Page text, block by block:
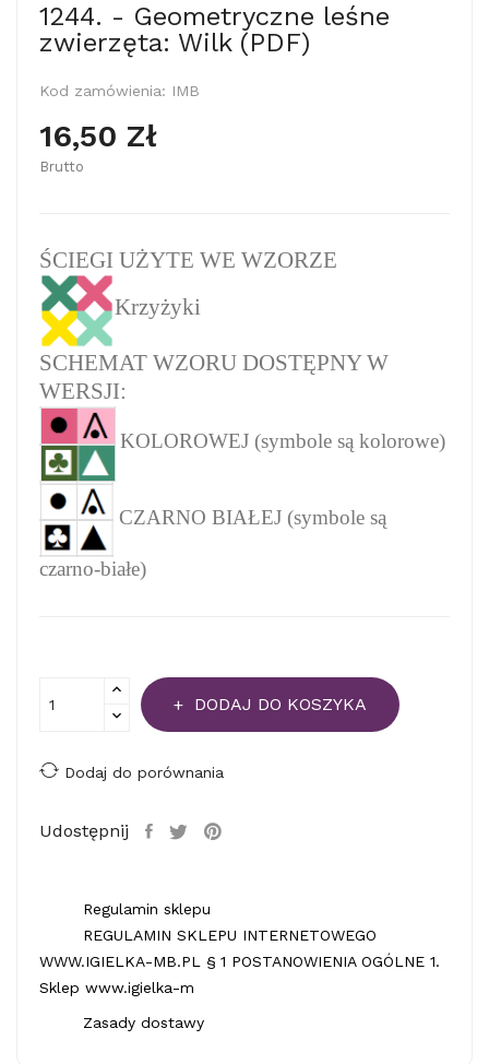
1244. - Geometryczne leśne
zwierzęta: Wilk (PDF)
Kod zamówienia: IMB
16,50 Zł
Brutto
ŚCIEGI UŻYTE WE WZORZE
Krzyżyki
SCHEMAT WZORU DOSTĘPNY W
WERSJI:
KOLOROWEJ (symbole są kolorowe)
CZARNO BIAŁEJ (symbole są
czarno-białe)
DODAJ DO KOSZYKA
Dodaj do porównania
Udostępnij
Regulamin sklepu
REGULAMIN SKLEPU INTERNETOWEGO
WWW.IGIELKA-MB.PL § 1 POSTANOWIENIA OGÓLNE 1.
Sklep www.igielka-m
Zasady dostawy